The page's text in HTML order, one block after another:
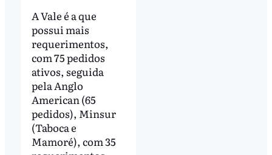
A Vale é a que
possui mais
requerimentos,
com 75 pedidos
ativos, seguida
pela Anglo
American (65
pedidos), Minsur
(Taboca e
Mamoré), com 35